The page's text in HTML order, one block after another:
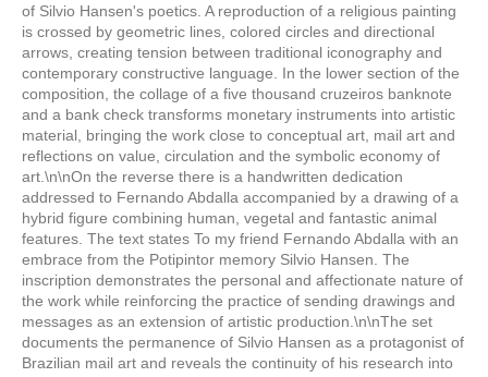
of Silvio Hansen's poetics. A reproduction of a religious painting
is crossed by geometric lines, colored circles and directional
arrows, creating tension between traditional iconography and
contemporary constructive language. In the lower section of the
composition, the collage of a five thousand cruzeiros banknote
and a bank check transforms monetary instruments into artistic
material, bringing the work close to conceptual art, mail art and
reflections on value, circulation and the symbolic economy of
art.\n\nOn the reverse there is a handwritten dedication
addressed to Fernando Abdalla accompanied by a drawing of a
hybrid figure combining human, vegetal and fantastic animal
features. The text states To my friend Fernando Abdalla with an
embrace from the Potipintor memory Silvio Hansen. The
inscription demonstrates the personal and affectionate nature of
the work while reinforcing the practice of sending drawings and
messages as an extension of artistic production.\n\nThe set
documents the permanence of Silvio Hansen as a protagonist of
Brazilian mail art and reveals the continuity of his research into